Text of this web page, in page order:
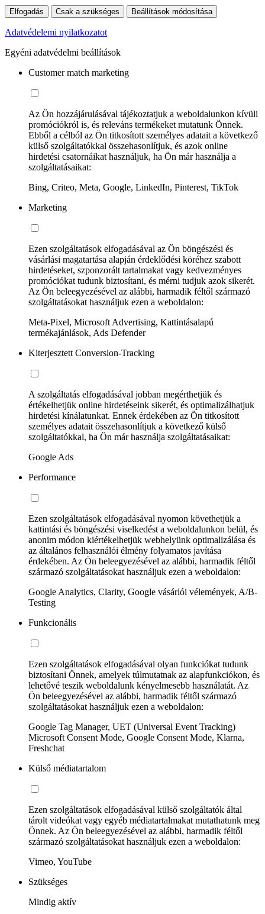
Elfogadás Csak a szükséges Beállítások módosítása
Adatvédelemi nyilatkozatot
Egyéni adatvédelmi beállítások
Customer match marketing
Az Ön hozzájárulásával tájékoztatjuk a weboldalunkon kívüli
promóciókról is, és releváns termékeket mutatunk Önnek.
Ebből a célból az Ön titkosított személyes adatait a következő
külső szolgáltatókkal összehasonlítjuk, és azok online
hirdetési csatornáikat használjuk, ha Ön már használja a
szolgáltatásaikat:
Bing, Criteo, Meta, Google, LinkedIn, Pinterest, TikTok
Marketing
Ezen szolgáltatások elfogadásával az Ön böngészési és
vásárlási magatartása alapján érdeklődési köréhez szabott
hirdetéseket, szponzorált tartalmakat vagy kedvezményes
promóciókat tudunk biztosítani, és mérni tudjuk azok sikerét.
Az Ön beleegyezésével az alábbi, harmadik féltől származó
szolgáltatásokat használjuk ezen a weboldalon:
Meta-Pixel, Microsoft Advertising, Kattintásalapú
termékajánlások, Ads Defender
Kiterjesztett Conversion-Tracking
A szolgáltatás elfogadásával jobban megérthetjük és
értékelhetjük online hirdetéseink sikerét, és optimalizálhatjuk
hirdetési kínálatunkat. Ennek érdekében az Ön titkosított
személyes adatait összehasonlítjuk a következő külső
szolgáltatókkal, ha Ön már használja szolgáltatásaikat:
Google Ads
Performance
Ezen szolgáltatások elfogadásával nyomon követhetjük a
kattintási és böngészési viselkedést a weboldalunkon belül, és
anonim módon kiértékelhetjük webhelyünk optimalizálása és
az általános felhasználói élmény folyamatos javítása
érdekében. Az Ön beleegyezésével az alábbi, harmadik féltől
származó szolgáltatásokat használjuk ezen a weboldalon:
Google Analytics, Clarity, Google vásárlói vélemények, A/B-
Testing
Funkcionális
Ezen szolgáltatások elfogadásával olyan funkciókat tudunk
biztosítani Önnek, amelyek túlmutatnak az alapfunkciókon, és
lehetővé teszik weboldalunk kényelmesebb használatát. Az
Ön beleegyezésével az alábbi, harmadik féltől származó
szolgáltatásokat használjuk ezen a weboldalon:
Google Tag Manager, UET (Universal Event Tracking)
Microsoft Consent Mode, Google Consent Mode, Klarna,
Freshchat
Külső médiatartalom
Ezen szolgáltatások elfogadásával külső szolgáltatók által
tárolt videókat vagy egyéb médiatartalmakat mutathatunk meg
Önnek. Az Ön beleegyezésével az alábbi, harmadik féltől
származó szolgáltatásokat használjuk ezen a weboldalon:
Vimeo, YouTube
Szükséges
Mindig aktív